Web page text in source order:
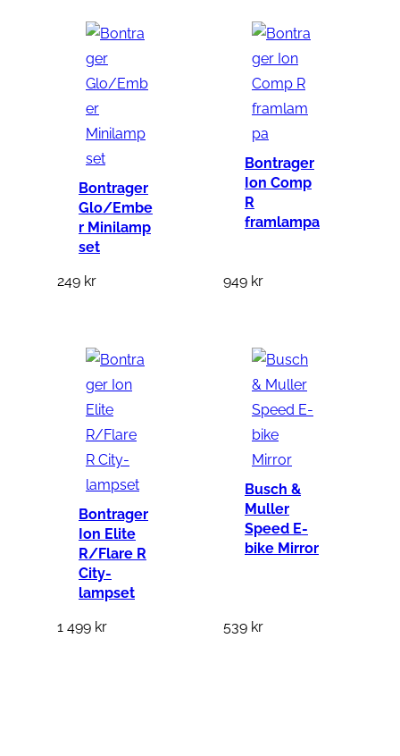
Bontrager
Glo/Embe
r Minilamp
set
249 kr
Bontrager
Ion Comp
R
framlampa
949 kr
Bontrager
Ion Elite
R/Flare R
City-
lampset
1 499 kr
Busch &
Muller
Speed E-
bike Mirror
539 kr